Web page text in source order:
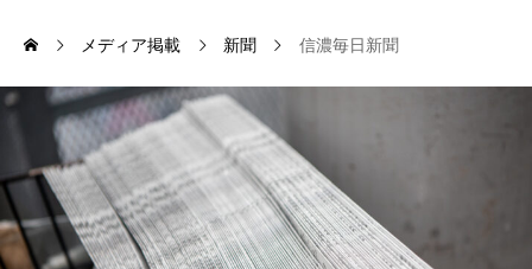
動画で理解
記念日一覧
メディア掲載
メディア掲載 新聞 信濃毎日新聞